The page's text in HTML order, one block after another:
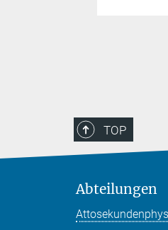
TOP
Abteilungen